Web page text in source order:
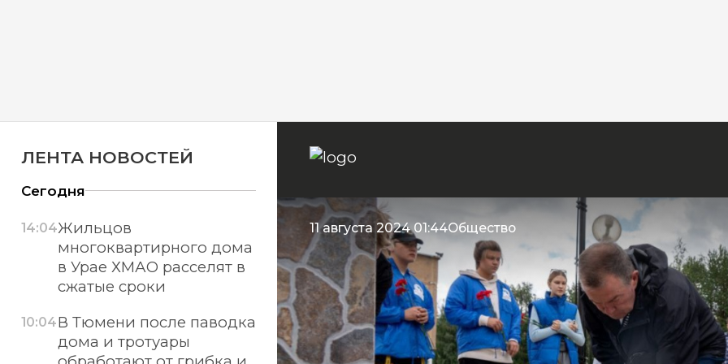
11 августа 2024 01:44Общество
ЛЕНТА НОВОСТЕЙ
Сегодня
14:04Жильцов
многоквартирного дома
в Урае ХМАО расселят в
сжатые сроки
10:04В Тюмени после паводка
дома и тротуары